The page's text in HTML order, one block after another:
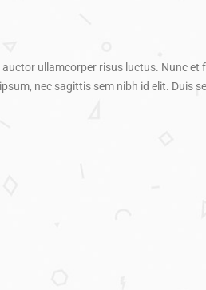
ullamcorper risus luctus. Nunc et
nec sagittis sem nibh id elit. Duis